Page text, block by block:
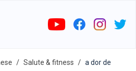
Salute & fitness
a dor de